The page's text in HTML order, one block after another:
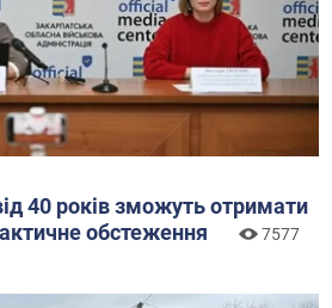
40 років зможуть отримати
обстеження
7577